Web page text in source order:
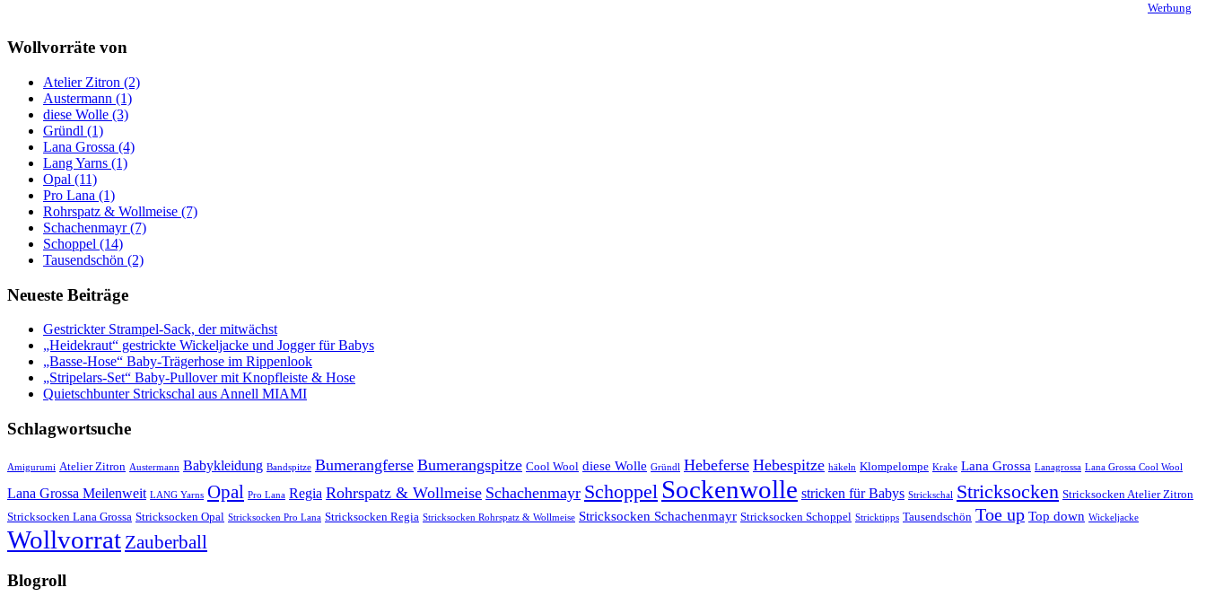
Werbung
Wollvorräte von
Atelier Zitron (2)
Austermann (1)
diese Wolle (3)
Gründl (1)
Lana Grossa (4)
Lang Yarns (1)
Opal (11)
Pro Lana (1)
Rohrspatz & Wollmeise (7)
Schachenmayr (7)
Schoppel (14)
Tausendschön (2)
Neueste Beiträge
Gestrickter Strampel-Sack, der mitwächst
„Heidekraut“ gestrickte Wickeljacke und Jogger für Babys
„Basse-Hose“ Baby-Trägerhose im Rippenlook
„Stripelars-Set“ Baby-Pullover mit Knopfleiste & Hose
Quietschbunter Strickschal aus Annell MIAMI
Schlagwortsuche
Amigurumi Atelier Zitron Austermann Babykleidung Bandspitze Bumerangferse Bumerangspitze Cool Wool diese Wolle Gründl Hebeferse Hebespitze häkeln Klompelompe Krake Lana Grossa Lanagrossa Lana Grossa Cool Wool
Lana Grossa Meilenweit LANG Yarns Opal Pro Lana Regia Rohrspatz & Wollmeise Schachenmayr Schoppel Sockenwolle stricken für Babys Strickschal Stricksocken Stricksocken Atelier Zitron
Stricksocken Lana Grossa Stricksocken Opal Stricksocken Pro Lana Stricksocken Regia Stricksocken Rohrspatz & Wollmeise Stricksocken Schachenmayr Stricksocken Schoppel Stricktipps Tausendschön Toe up Top down Wickeljacke
Wollvorrat Zauberball
Blogroll